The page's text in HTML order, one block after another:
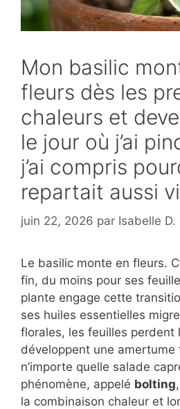
Mon basilic
fleurs dès les
chaleurs et
le jour où j’ai
j’ai compris
repartait aussi
juin 22, 2026 par Isabelle D.
Le basilic monte en fleurs.
fin, du moins pour ses
plante engage cette
ses huiles essentielles
florales, les feuilles perdent
développent une amertume
n’importe quelle salade
phénomène, appelé bolting
la combinaison chaleur et